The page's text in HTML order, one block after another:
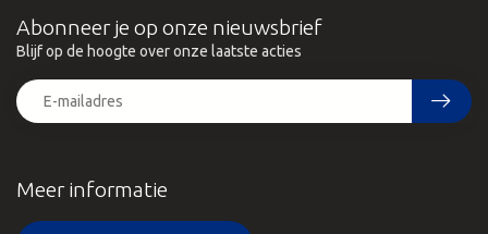
Meer informatie
Abonneer je op onze nieuwsbrief
Blijf op de hoogte over onze laatste acties